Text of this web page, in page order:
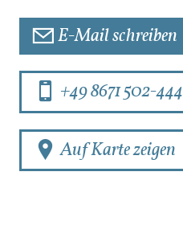
E-Mail schreiben
+49 8671 502-444
Auf Karte zeigen